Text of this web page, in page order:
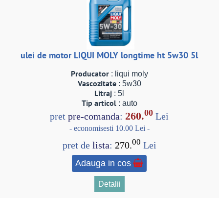
ulei de motor LIQUI MOLY longtime ht 5w30 5l
Producator: liqui moly
Vascozitate: 5w30
Litraj : 5l
Tip articol: auto
pretpre-comanda: 260.00 Lei
- economisesti 10.00 Lei -
pret de lista: 270.00 Lei
Adauga in cos
Detalii